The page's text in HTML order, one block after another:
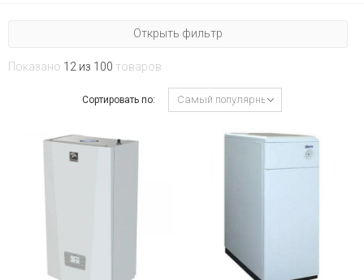
Открыть фильтр
Показано 12 из 100 товаров
Сортировать по: